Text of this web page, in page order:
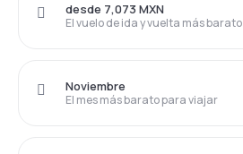
El vuelo de ida y vuelta más barato
desde 7,073 MXN
El mes más barato para viajar
Noviembre